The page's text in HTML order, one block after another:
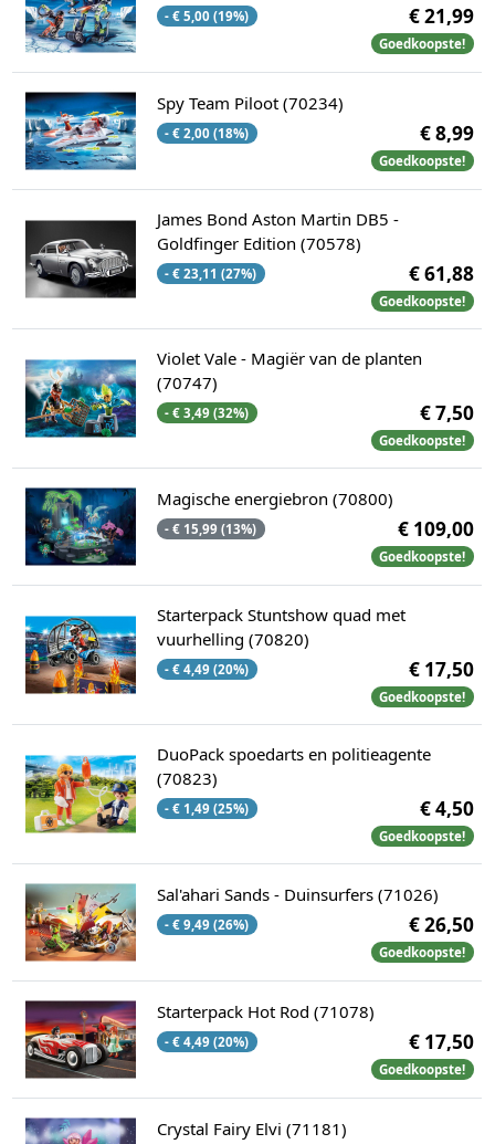
- € 5,00 (19%) € 21,99
Goedkoopste!
Spy Team Piloot (70234)
- € 2,00 (18%) € 8,99
Goedkoopste!
James Bond Aston Martin DB5 -
Goldfinger Edition (70578)
- € 23,11 (27%) € 61,88
Goedkoopste!
Violet Vale - Magiër van de planten
(70747)
- € 3,49 (32%) € 7,50
Goedkoopste!
Magische energiebron (70800)
- € 15,99 (13%) € 109,00
Goedkoopste!
Starterpack Stuntshow quad met
vuurhelling (70820)
- € 4,49 (20%) € 17,50
Goedkoopste!
DuoPack spoedarts en politieagente
(70823)
- € 1,49 (25%) € 4,50
Goedkoopste!
Sal'ahari Sands - Duinsurfers (71026)
- € 9,49 (26%) € 26,50
Goedkoopste!
Starterpack Hot Rod (71078)
- € 4,49 (20%) € 17,50
Goedkoopste!
Crystal Fairy Elvi (71181)